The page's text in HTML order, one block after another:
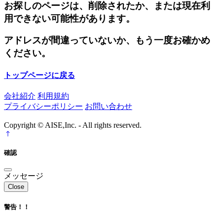
お探しのページは、削除されたか、または現在利
用できない可能性があります。
アドレスが間違っていないか、もう一度お確かめ
ください。
トップページに戻る
会社紹介 利用規約
プライバシーポリシー お問い合わせ
Copyright © AISE,Inc. - All rights reserved.
確認
メッセージ
Close
警告！！